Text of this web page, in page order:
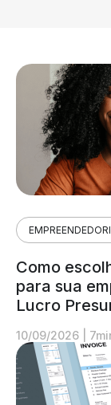
Como
para sua
Lucro
10/09/2026